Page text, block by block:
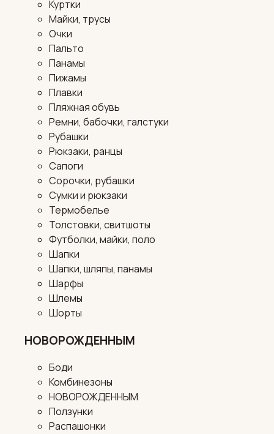
Куртки
Майки, трусы
Очки
Пальто
Панамы
Пижамы
Плавки
Пляжная обувь
Ремни, бабочки, галстуки
Рубашки
Рюкзаки, ранцы
Сапоги
Сорочки, рубашки
Сумки и рюкзаки
Термобелье
Толстовки, свитшоты
Футболки, майки, поло
Шапки
Шапки, шляпы, панамы
Шарфы
Шлемы
Шорты
НОВОРОЖДЕННЫМ
Боди
Комбинезоны
НОВОРОЖДЕННЫМ
Ползунки
Распашонки